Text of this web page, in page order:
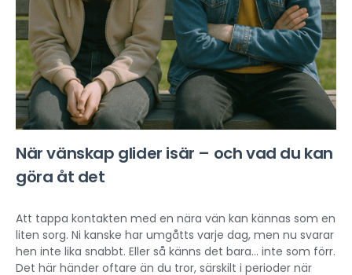
När vänskap glider isär – och vad du kan
göra åt det
Att tappa kontakten med en nära vän kan kännas som en
liten sorg. Ni kanske har umgåtts varje dag, men nu svarar
hen inte lika snabbt. Eller så känns det bara... inte som förr.
Det här händer oftare än du tror, särskilt i perioder när